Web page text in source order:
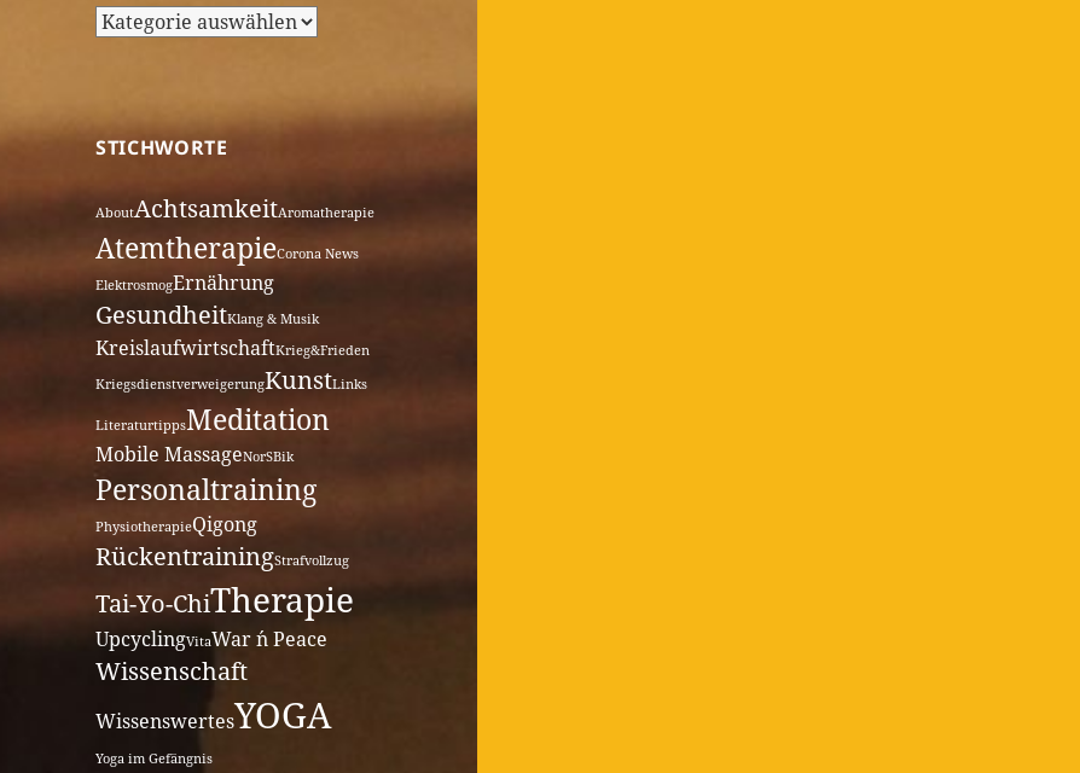
Wissenswertes
STICHWORTE
AboutAchtsamkeitAromatherapie
AtemtherapieCorona News
ElektrosmogErnährung
GesundheitKlang & Musik
KreislaufwirtschaftKrieg&Frieden
KriegsdienstverweigerungKunstLinks
LiteraturtippsMeditation
Mobile MassageNorSBik
Personaltraining
PhysiotherapieQigong
RückentrainingStrafvollzug
Tai-Yo-ChiTherapie
UpcyclingVitaWar ´n Peace
Wissenschaft
WissenswertesYOGA
Yoga im Gefängnis